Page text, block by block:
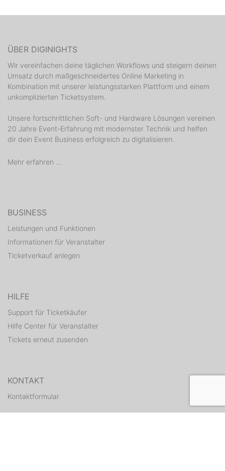
ÜBER DIGINIGHTS
Wir vereinfachen deine täglichen Workflows und steigern deinen
Umsatz durch maßgeschneidertes Online Marketing in
Kombination mit unserer leistungsstarken Plattform und einem
unkomplizierten Ticketsystem.
Unsere fortschrittlichen Soft- und Hardware Lösungen vereinen
20 Jahre Event-Erfahrung mit modernster Technik und helfen
dir dein Event Business erfolgreich zu digitalisieren.
Mehr erfahren ...
BUSINESS
Leistungen und Funktionen
Informationen für Veranstalter
Ticketverkauf anlegen
HILFE
Support für Ticketkäufer
Hilfe Center für Veranstalter
Tickets erneut zusenden
KONTAKT
Kontaktformular